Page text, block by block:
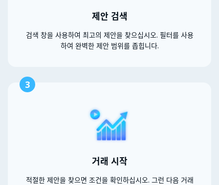
제안 검색
검색 창을 사용하여 최고의 제안을 찾으십시오. 필터를 사용
하여 완벽한 제안 범위를 좁힙니다.
3
거래 시작
적절한 제안을 찾으면 조건을 확인하십시오. 그런 다음 거래